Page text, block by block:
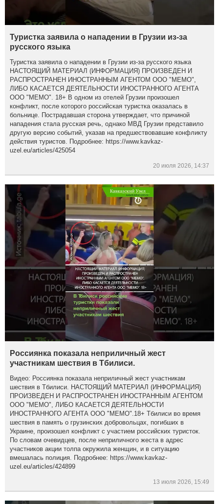
Туристка заявила о нападении в Грузии из-за
русского языка
Туристка заявила о нападении в Грузии из-за русского языка
НАСТОЯЩИЙ МАТЕРИАЛ (ИНФОРМАЦИЯ) ПРОИЗВЕДЕН И
РАСПРОСТРАНЕН ИНОСТРАННЫМ АГЕНТОМ ООО "МЕМО",
ЛИБО КАСАЕТСЯ ДЕЯТЕЛЬНОСТИ ИНОСТРАННОГО АГЕНТА
ООО "МЕМО". 18+ В одном из отелей Грузии произошел
конфликт, после которого российская туристка оказалась в
больнице. Пострадавшая сторона утверждает, что причиной
нападения стала русская речь, однако МВД Грузии представило
другую версию событий, указав на предшествовавшие конфликту
действия туристов. Подробнее: https://www.kavkaz-
uzel.eu/articles/425054
20 июля 2026, 14:37
Россиянка показала неприличный жест
участникам шествия в Тбилиси.
Видео: Россиянка показала неприличный жест участникам
шествия в Тбилиси. НАСТОЯЩИЙ МАТЕРИАЛ (ИНФОРМАЦИЯ)
ПРОИЗВЕДЕН И РАСПРОСТРАНЕН ИНОСТРАННЫМ АГЕНТОМ
ООО "МЕМО", ЛИБО КАСАЕТСЯ ДЕЯТЕЛЬНОСТИ
ИНОСТРАННОГО АГЕНТА ООО "МЕМО".18+ Тбилиси во время
шествия в память о грузинских добровольцах, погибших в
Украине, произошел конфликт с участием российских туристок.
По словам очевидцев, после неприличного жеста в адрес
участников акции толпа окружила женщин, и в ситуацию
вмешалась полиция. Подробнее: https://www.kavkaz-
uzel.eu/articles/424899
13 июля 2026, 15:49